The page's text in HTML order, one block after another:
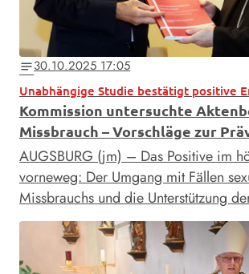
notes30.10.2025 17:05
Unabhängige Studie bestätigt positive
Kommission untersuchte
Missbrauch – Vorschläge zur
AUGSBURG (jm) – Das Positive im
vorneweg: Der Umgang mit Fällen
Missbrauchs und die Unterstützung